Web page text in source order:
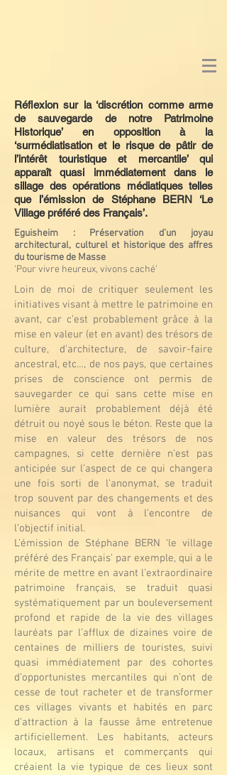
Réflexion sur la ‘discrétion comme arme
de sauvegarde de notre Patrimoine
Historique’ en opposition à la
‘surmédiatisation et le risque de pâtir de
l’intérêt touristique et mercantile’ qui
apparaît quasi immédiatement dans le
sillage des opérations médiatiques telles
que l’émission de Stéphane BERN ‘Le
Village préféré des Français’.
Eguisheim : Préservation d’un joyau
architectural, culturel et historique des affres
du tourisme de Masse
‘Pour vivre heureux, vivons caché’
Loin de moi de critiquer seulement les
initiatives visant à mettre le patrimoine en
avant, car c’est probablement grâce à la
mise en valeur (et en avant) des trésors de
culture, d’architecture, de savoir-faire
ancestral, etc…, de nos pays, que certaines
prises de conscience ont permis de
sauvegarder ce qui sans cette mise en
lumière aurait probablement déjà été
détruit ou noyé sous le béton. Reste que la
mise en valeur des trésors de nos
campagnes, si cette dernière n’est pas
anticipée sur l’aspect de ce qui changera
une fois sorti de l’anonymat, se traduit
trop souvent par des changements et des
nuisances qui vont à l’encontre de
l’objectif initial.
L’émission de Stéphane BERN ‘le village
préféré des Français’ par exemple, qui a le
mérite de mettre en avant l’extraordinaire
patrimoine français, se traduit quasi
systématiquement par un bouleversement
profond et rapide de la vie des villages
lauréats par l’afflux de dizaines voire de
centaines de milliers de touristes, suivi
quasi immédiatement par des cohortes
d’opportunistes mercantiles qui n’ont de
cesse de tout racheter et de transformer
ces villages vivants et habités en parc
d’attraction à la fausse âme entretenue
artificiellement. Les habitants, acteurs
locaux, artisans et commerçants qui
créaient la vie typique de ces lieux sont